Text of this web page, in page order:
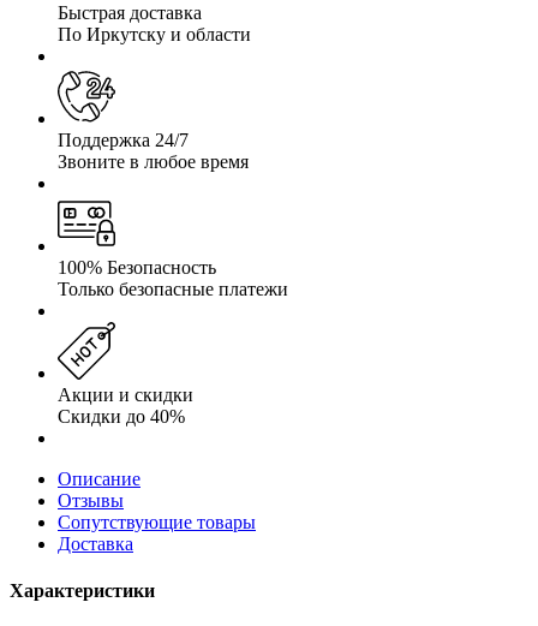
Быстрая доставка
По Иркутску и области
Поддержка 24/7
Звоните в любое время
100% Безопасность
Только безопасные платежи
Акции и скидки
Скидки до 40%
Описание
Отзывы
Сопутствующие товары
Доставка
Характеристики